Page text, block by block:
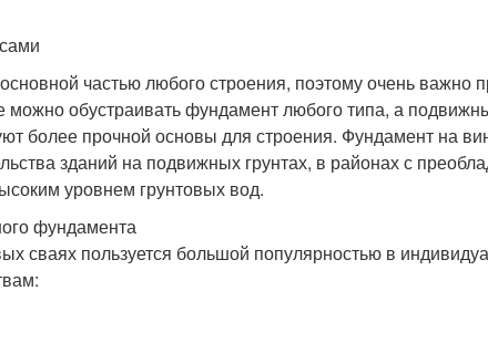
частью любого строения, поэтому очень важно
можно обустраивать фундамент любого типа, а
более прочной основы для строения. Фундамент на
зданий на подвижных грунтах, в районах с
уровнем грунтовых вод.
фундамента
сваях пользуется большой популярностью в